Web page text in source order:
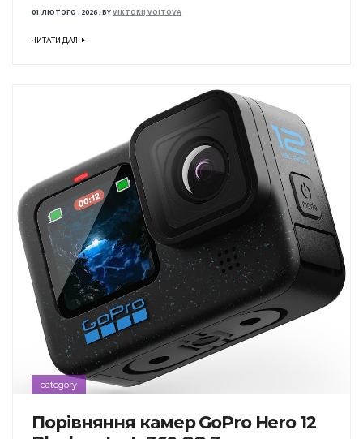
01 ЛЮТОГО , 2026,BYVIKTORIJ VOITOVA
ЧИТАТИ ДАЛІ
category
Порівняння камер GoPro Hero 12